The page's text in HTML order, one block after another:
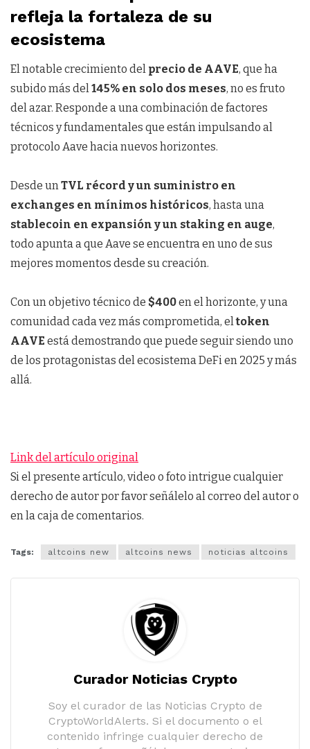
refleja la fortaleza de su
ecosistema
El notable crecimiento del precio de AAVE, que ha
subido más del145% en solo dos meses, no es fruto
del azar. Responde a una combinación de factores
técnicos y fundamentales que están impulsando al
protocolo Aave hacia nuevos horizontes.
Desde unTVL récord y un suministro en
exchanges en mínimos históricos, hasta una
stablecoin en expansión y un staking en auge,
todo apunta a que Aave se encuentra en uno de sus
mejores momentos desde su creación.
Con un objetivo técnico de $400en el horizonte, y una
comunidad cada vez más comprometida, eltoken
AAVE está demostrando que puede seguir siendo uno
de los protagonistas del ecosistema DeFi en 2025 y más
allá.
Link del artículo original
Si el presente artículo, video o foto intrigue cualquier
derecho de autor por favor señálelo al correo del autor o
en la caja de comentarios.
Tags: altcoins new altcoins news noticias altcoins
Curador Noticias Crypto
Soy el curador de las Noticias Crypto de
CryptoWorldAlerts. Si el documento o el
contenido infringe cualquier derecho de